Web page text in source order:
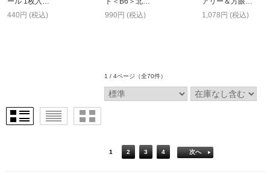
440円 (税込)
990円 (税込)
1,078円 (税込)
1 / 4ページ （全70件）
1 2 3 4 次へ